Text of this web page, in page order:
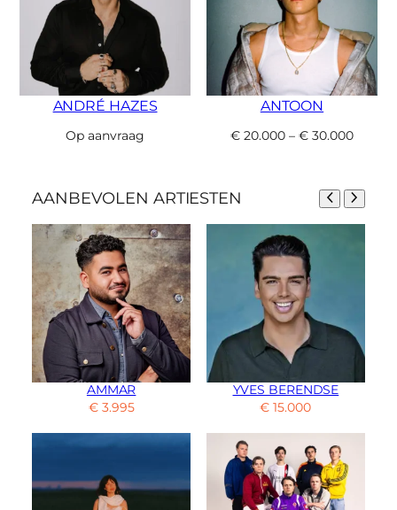
ANDRÉ HAZES
Op aanvraag
ANTOON
€20.000– €30.000
AANBEVOLEN ARTIESTEN
AMMAR
€3.995
YVES BERENDSE
€ 15.000